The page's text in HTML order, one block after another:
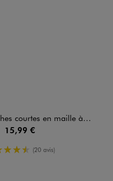
en maille à col fantaisie femme
15,99 €
4.5/5 de moyenne
(20 avis)